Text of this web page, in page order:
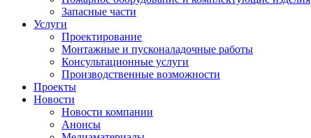
Запасные части
Услуги
Проектирование
Монтажные и пусконаладочные работы
Консультационные услуги
Производственные возможности
Проекты
Новости
Новости компании
Анонсы